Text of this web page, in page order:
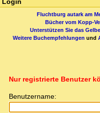
Fluchtburg autark am
Bücher vom Kopp-
Unterstützen Sie das
Weitere Buchempfehlungen und
Nur registrierte Benutzer
Benutzername: